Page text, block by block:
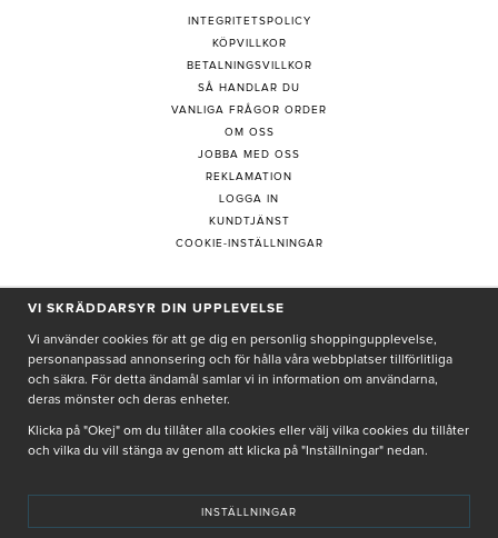
INTEGRITETSPOLICY
KÖPVILLKOR
BETALNINGSVILLKOR
SÅ HANDLAR DU
VANLIGA FRÅGOR ORDER
OM OSS
JOBBA MED OSS
REKLAMATION
LOGGA IN
KUNDTJÄNST
COOKIE-INSTÄLLNINGAR
PRENUMERERA PÅ NYHETSBREV
Genom att ge min e-post, accepterar jag Seth och Sallyintegritetspolicy
De uppgifter du matar in kommer endast användas till våra nyhetsbrev.
VI SKRÄDDARSYR DIN UPPLEVELSE
Vi använder cookies för att ge dig en personlig shoppingupplevelse,
personanpassad annonsering och för hålla våra webbplatser tillförlitliga
och säkra. För detta ändamål samlar vi in information om användarna,
deras mönster och deras enheter.
Klicka på "Okej" om du tillåter alla cookies eller välj vilka cookies du tillåter
och vilka du vill stänga av genom att klicka på "Inställningar" nedan.
INSTÄLLNINGAR